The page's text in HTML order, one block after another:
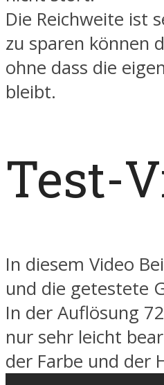
Die Reichweite ist
zu sparen können
ohne dass die
bleibt.
Test-
In diesem Video
und die getestete
In der Auflösung
nur sehr leicht
der Farbe und der